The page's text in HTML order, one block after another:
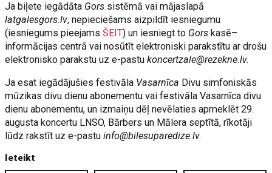
Ja biļete iegādāta Gors sistēmā vai mājaslapā
latgalesgors.lv, nepieciešams aizpildīt iesniegumu
(iesniegums pieejamsŠEIT) un iesniegt to Gors kasē–
informācijas centrā vai nosūtīt elektroniski parakstītu ar drošu
elektronisko parakstu uz e-pastukoncertzale@rezekne.lv.
Ja esat iegādājušies festivāla Vasarnīca Divu simfoniskās
mūzikas divu dienu abonementu vai festivāla Vasarnīca divu
dienu abonementu, un izmaiņu dēļ nevēlaties apmeklēt 29.
augusta koncertu LNSO, Bārbers un Mālera septītā, rīkotāji
lūdz rakstīt uz e-pastuinfo@bilesuparedize.lv.
Ieteikt